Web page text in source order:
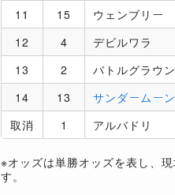
11
15 ウェンブリー
12
4 デビルワラ
13
2 バトルグラウ
14
13 サンダームーン
取消
1 アルバドリ
※オッズは単勝オッズを表し、
す。